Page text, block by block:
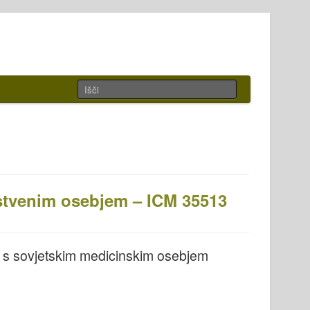
osebjem – ICM 35513
sovjetskim medicinskim osebjem